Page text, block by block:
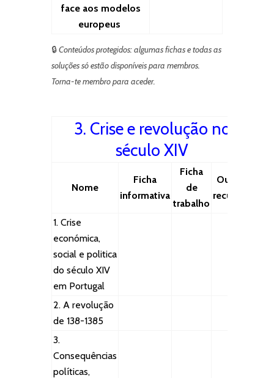
face aos modelos
europeus
🔒Conteúdos protegidos: algumas fichas e todas as
soluções só estão disponíveis para membros.
Torna-te membro para aceder.
3. Crise e revolução no
século XIV
Nome
Ficha
informativa
Ficha
de
trabalho
Outros
recursos
1. Crise
económica,
social e politica
do século XIV
em Portugal
2. A revolução
de 138-1385
3.
Consequências
políticas,